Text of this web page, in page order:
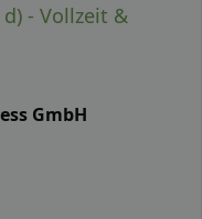
- Vollzeit &
GmbH